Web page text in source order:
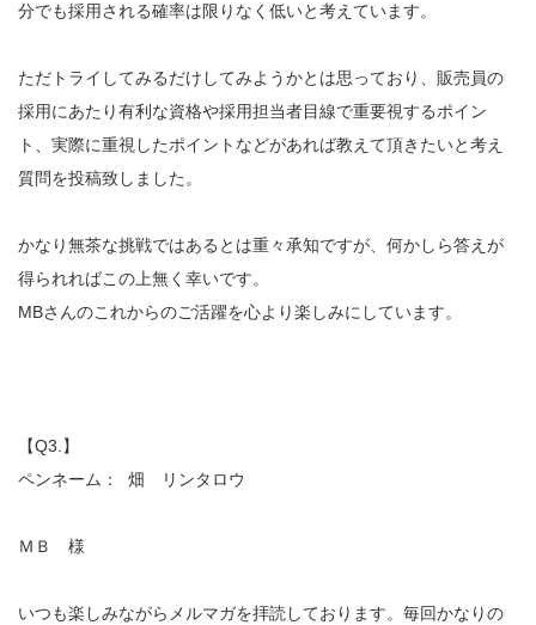
分でも採用される確率は限りなく低いと考えています。
ただトライしてみるだけしてみようかとは思っており、販売員の
採用にあたり有利な資格や採用担当者目線で重要視するポイン
ト、実際に重視したポイントなどがあれば教えて頂きたいと考え
質問を投稿致しました。
かなり無茶な挑戦ではあるとは重々承知ですが、何かしら答えが
得られればこの上無く幸いです。
MBさんのこれからのご活躍を心より楽しみにしています。
【Q3.】
ペンネーム： 畑 リンタロウ
ＭＢ 様
いつも楽しみながらメルマガを拝読しております。毎回かなりの